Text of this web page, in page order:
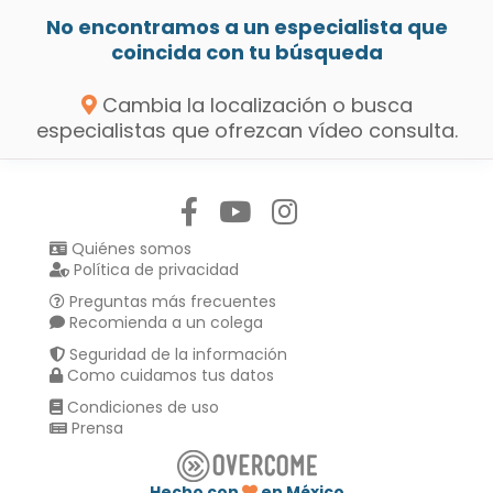
No encontramos a un especialista que
coincida con tu búsqueda
Cambia la localización o busca
especialistas que ofrezcan vídeo consulta.
Quiénes somos
Política de privacidad
Preguntas más frecuentes
Recomienda a un colega
Seguridad de la información
Como cuidamos tus datos
Condiciones de uso
Prensa